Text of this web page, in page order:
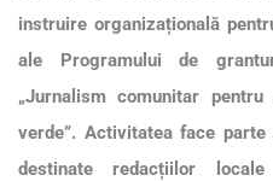
instruire organizațională
ale Programului de
„Jurnalism comunitar
verde”. Activitatea face
destinate redacțiilor